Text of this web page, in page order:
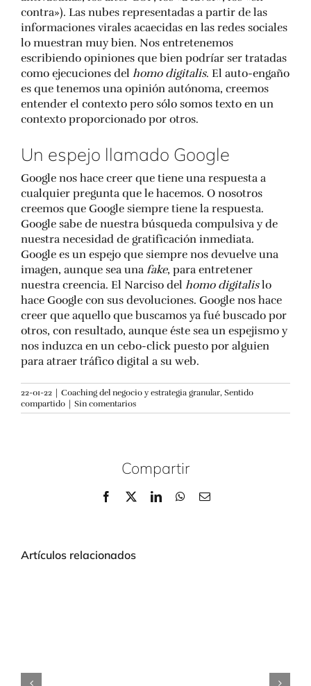
contra»). Las nubes representadas a partir de las
informaciones virales acaecidas en las redes sociales
lo muestran muy bien. Nos entretenemos
escribiendo opiniones que bien podríar ser tratadas
como ejecuciones del homo digitalis. El auto-engaño
es que tenemos una opinión autónoma, creemos
entender el contexto pero sólo somos texto en un
contexto proporcionado por otros.
Un espejo llamado Google
Google nos hace creer que tiene una respuesta a
cualquier pregunta que le hacemos. O nosotros
creemos que Google siempre tiene la respuesta.
Google sabe de nuestra búsqueda compulsiva y de
nuestra necesidad de gratificación inmediata.
Google es un espejo que siempre nos devuelve una
imagen, aunque sea una fake, para entretener
nuestra creencia. El Narciso del homo digitalislo
hace Google con sus devoluciones. Google nos hace
creer que aquello que buscamos ya fué buscado por
otros, con resultado, aunque éste sea un espejismo y
nos induzca en un cebo-click puesto por alguien
para atraer tráfico digital a su web.
22-01-22 Coaching del negocio y estrategia granular, Sentido
compartido
Sin comentarios
Compartir
Facebook LinkedInWhatsApp
Correo
Artículos relacionados